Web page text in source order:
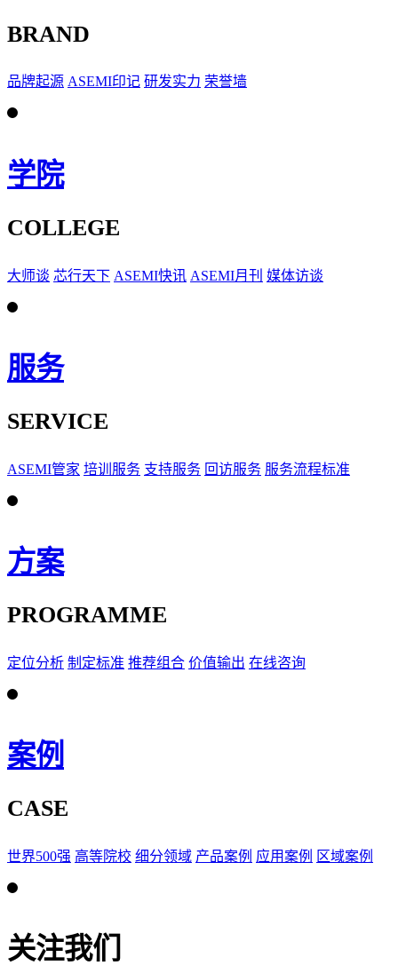
BRAND
品牌起源 ASEMI印记 研发实力 荣誉墙
学院
COLLEGE
大师谈 芯行天下 ASEMI快讯 ASEMI月刊 媒体访谈
服务
SERVICE
ASEMI管家 培训服务 支持服务 回访服务 服务流程标准
方案
PROGRAMME
定位分析 制定标准 推荐组合 价值输出 在线咨询
案例
CASE
世界500强 高等院校 细分领域 产品案例 应用案例 区域案例
关注我们